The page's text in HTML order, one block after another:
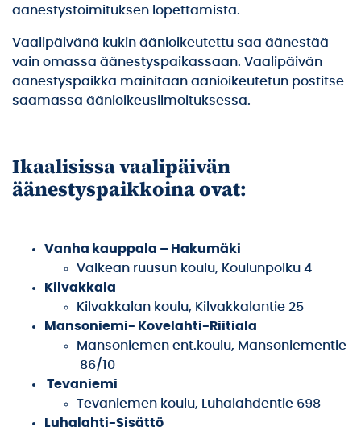
äänestystoimituksen lopettamista.
Vaalipäivänä kukin äänioikeutettu saa äänestää
vain omassa äänestyspaikassaan. Vaalipäivän
äänestyspaikka mainitaan äänioikeutetun postitse
saamassa äänioikeusilmoituksessa.
Ikaalisissa vaalipäivän
äänestyspaikkoina ovat:
Vanha kauppala – Hakumäki
Valkean ruusun koulu, Koulunpolku 4
Kilvakkala
Kilvakkalan koulu, Kilvakkalantie 25
Mansoniemi- Kovelahti-Riitiala
Mansoniemen ent.koulu, Mansoniementie
86/10
Tevaniemi
Tevaniemen koulu, Luhalahdentie 698
Luhalahti-Sisättö